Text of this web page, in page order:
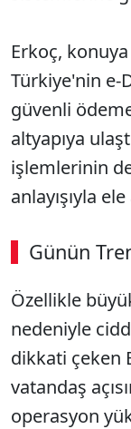
​​​​​​​Erkoç, konuya
Türkiye'nin e-
güvenli
altyapıya
işlemlerinin
anlayışıyla
Günün
00:02 / 08:43
Özellikle
nedeniyle
dikkati çeken
vatandaş
operasyon